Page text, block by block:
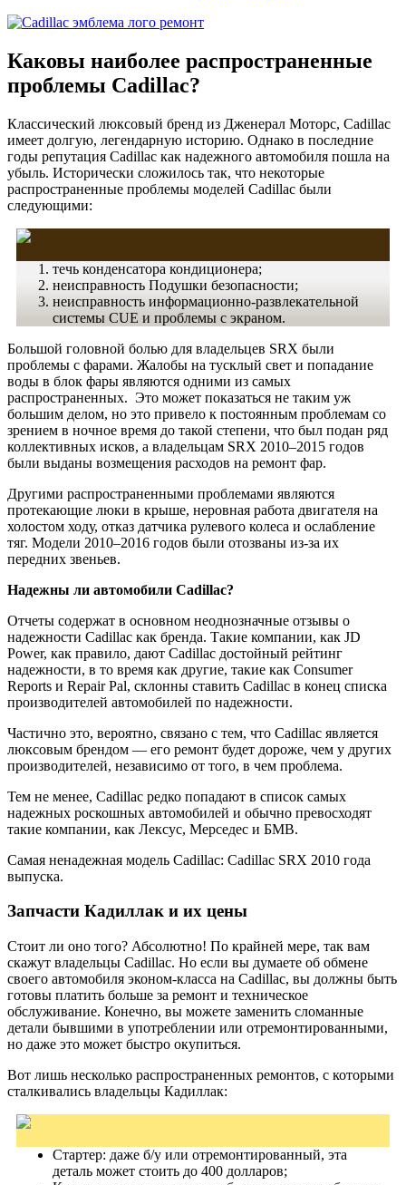
Каковы наиболее распространенные
проблемы Cadillac?
Классический люксовый бренд из Дженерал Моторс, Cadillac
имеет долгую, легендарную историю. Однако в последние
годы репутация Cadillac как надежного автомобиля пошла на
убыль. Исторически сложилось так, что некоторые
распространенные проблемы моделей Cadillac были
следующими:
течь конденсатора кондиционера;
неисправность Подушки безопасности;
неисправность информационно-развлекательной
системы CUE и проблемы с экраном.
Большой головной болью для владельцев SRX были
проблемы с фарами. Жалобы на тусклый свет и попадание
воды в блок фары являются одними из самых
распространенных. Это может показаться не таким уж
большим делом, но это привело к постоянным проблемам со
зрением в ночное время до такой степени, что был подан ряд
коллективных исков, а владельцам SRX 2010–2015 годов
были выданы возмещения расходов на ремонт фар.
Другими распространенными проблемами являются
протекающие люки в крыше, неровная работа двигателя на
холостом ходу, отказ датчика рулевого колеса и ослабление
тяг. Модели 2010–2016 годов были отозваны из-за их
передних звеньев.
Надежны ли автомобили Cadillac?
Отчеты содержат в основном неоднозначные отзывы о
надежности Cadillac как бренда. Такие компании, как JD
Power, как правило, дают Cadillac достойный рейтинг
надежности, в то время как другие, такие как Consumer
Reports и Repair Pal, склонны ставить Cadillac в конец списка
производителей автомобилей по надежности.
Частично это, вероятно, связано с тем, что Cadillac является
люксовым брендом — его ремонт будет дороже, чем у других
производителей, независимо от того, в чем проблема.
Тем не менее, Cadillac редко попадают в список самых
надежных роскошных автомобилей и обычно превосходят
такие компании, как Лексус, Мерседес и БМВ.
Самая ненадежная модель Cadillac: Cadillac SRX 2010 года
выпуска.
Запчасти Кадиллак и их цены
Стоит ли оно того? Абсолютно! По крайней мере, так вам
скажут владельцы Cadillac. Но если вы думаете об обмене
своего автомобиля эконом-класса на Cadillac, вы должны быть
готовы платить больше за ремонт и техническое
обслуживание. Конечно, вы можете заменить сломанные
детали бывшими в употреблении или отремонтированными,
но даже это может быстро окупиться.
Вот лишь несколько распространенных ремонтов, с которыми
сталкивались владельцы Кадиллак:
Стартер: даже б/у или отремонтированный, эта
деталь может стоить до 400 долларов;